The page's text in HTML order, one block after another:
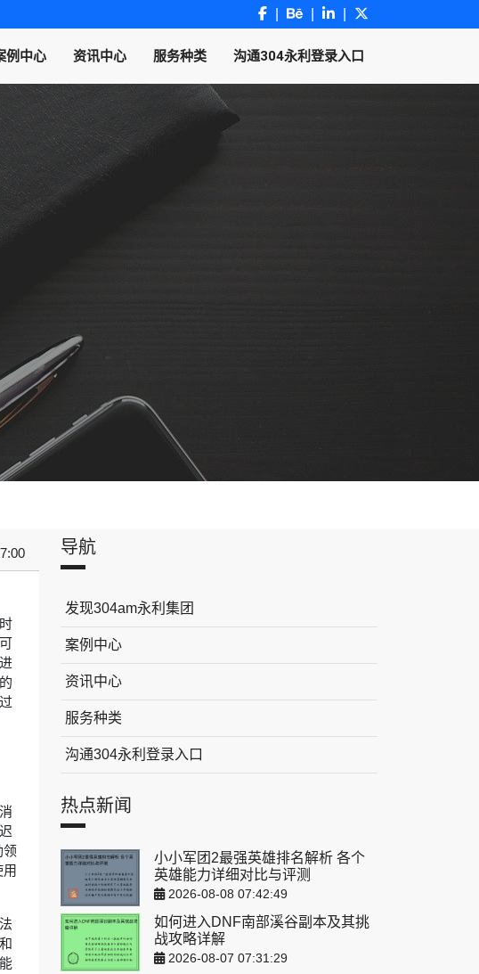
例中心 资讯中心 服务种类 沟通304永利登录入口
领
导航
发现304am永利集团
案例中心
资讯中心
服务种类
沟通304永利登录入口
热点新闻
小小军团2最强英雄排名解析 各个
英雄能力详细对比与评测
2026-08-08 07:42:49
如何进入DNF南部溪谷副本及其挑
战攻略详解
2026-08-07 07:31:29